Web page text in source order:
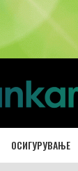
ОСИГУРУВАЊЕ